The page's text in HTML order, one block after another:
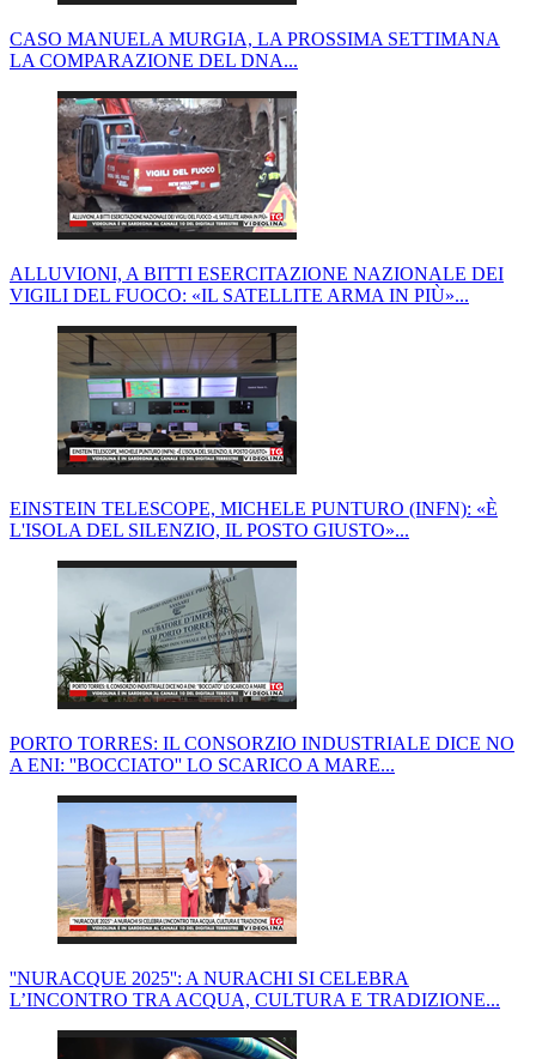
CASO MANUELA MURGIA, LA PROSSIMA SETTIMANA
LA COMPARAZIONE DEL DNA...
ALLUVIONI, A BITTI ESERCITAZIONE NAZIONALE DEI
VIGILI DEL FUOCO: «IL SATELLITE ARMA IN PIÙ»...
EINSTEIN TELESCOPE, MICHELE PUNTURO (INFN): «È
L'ISOLA DEL SILENZIO, IL POSTO GIUSTO»...
PORTO TORRES: IL CONSORZIO INDUSTRIALE DICE NO
A ENI: ''BOCCIATO'' LO SCARICO A MARE...
''NURACQUE 2025'': A NURACHI SI CELEBRA
L’INCONTRO TRA ACQUA, CULTURA E TRADIZIONE...